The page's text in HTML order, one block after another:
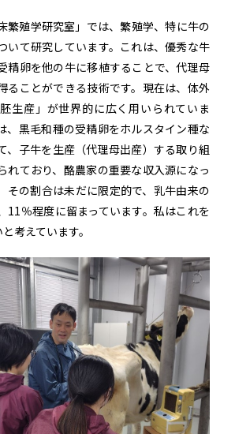
繁殖学研究室」では、繁殖学、特に牛の
いて研究しています。これは、優秀な牛
精卵を他の牛に移植することで、代理母
ることができる技術です。現在は、体外
生産」が世界的に広く用いられていま
、黒毛和種の受精卵をホルスタイン種な
、子牛を生産（代理母出産）する取り組
れており、酪農家の重要な収入源になっ
その割合は未だに限定的で、乳牛由来の
11％程度に留まっています。私はこれを
考えています。